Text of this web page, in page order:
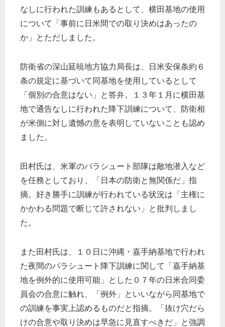
なしに行われた訓練もあるとして、横田基地の使用
について「事前に日米間での取り決めはあったの
か」とただしました。
防衛省の深山延暁地方協力局長は、日米安保条約６
条の規定に基づいて同基地を使用しているとして
「個別の合意はない」と答弁。１３年１月に横田基
地で通告なしに行われた降下訓練について、防衛相
が米側に対し遺憾の意を表明していないことも認め
ました。
田村氏は、米軍のパラシュート部隊は敵地潜入など
を任務としており、「日本の防衛と無関係だ」指
摘。好き勝手に訓練が行われている状況は「主権に
かかわる問題で断じて許されない」と批判しまし
た。
また田村氏は、１０日に沖縄・嘉手納基地で行われ
た夜間のパラシュート降下訓練に関して「嘉手納基
地を例外的に使用可能」とした０７年の日米合同委
員会の合意に触れ、「例外」といいながら同基地で
の訓練を事実上認めるものだと指摘。「抜け穴だら
けの合意や取り決めは早急に見直すべきだ」と強調